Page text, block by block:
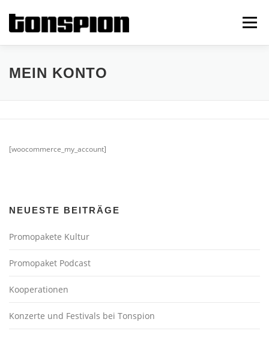
Inhalt
springen
Menü
PROMOPAKETE
MEIN KONTO
[woocommerce_my_account]
NEUESTE BEITRÄGE
Promopakete Kultur
Promopaket Podcast
Kooperationen
Konzerte und Festivals bei Tonspion